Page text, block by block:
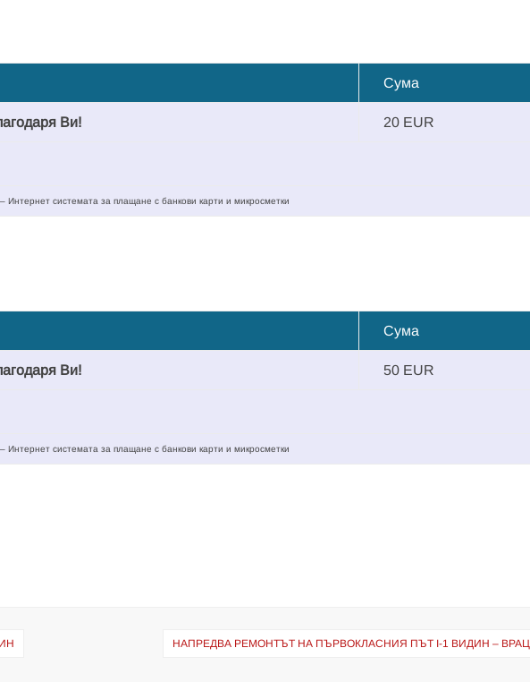
Сума
Ви! 20 EUR
– Интернет системата за плащане с банкови карти и микросметки
Сума
Ви! 50 EUR
– Интернет системата за плащане с банкови карти и микросметки
НАПРЕДВА РЕМОНТЪТ НА ПЪРВОКЛАСНИЯ ПЪТ I-1 ВИДИН –